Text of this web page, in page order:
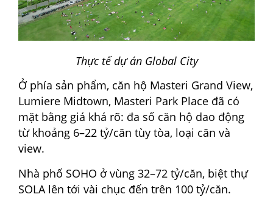
Thực tế dự án Global City
Ở phía sản phẩm, căn hộ Masteri Grand View,
Lumiere Midtown, Masteri Park Place đã có
mặt bằng giá khá rõ: đa số căn hộ dao động
từ khoảng 6–22 tỷ/căn tùy tòa, loại căn và
view.
Nhà phố SOHO ở vùng 32–72 tỷ/căn, biệt thự
SOLA lên tới vài chục đến trên 100 tỷ/căn.